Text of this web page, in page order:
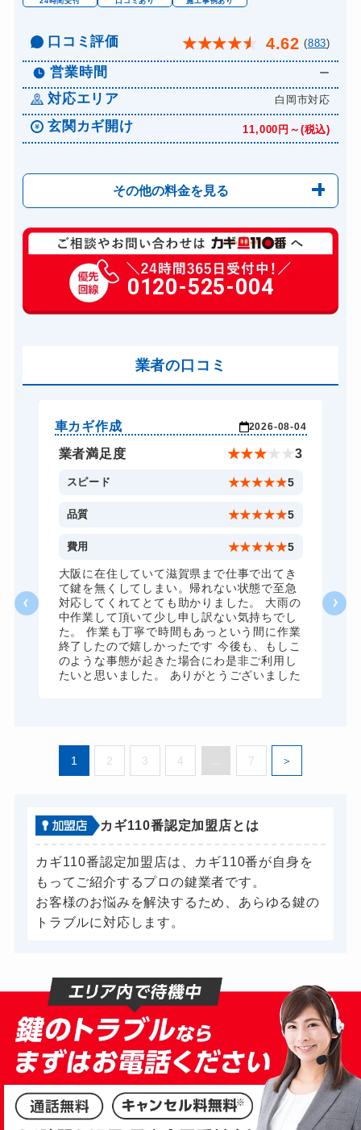
口コミ評価 ★★★★★ 4.62 (883)
営業時間 ー
対応エリア 白岡市対応
玄関カギ開け 11,000円～(税込)
その他の料金を見る
玄関カギ修理 6,600円～(税込)
玄関カギ作成 14,300円～(税込)
玄関カギ交換 14,300円～(税込)
バイクカギ開け
スーツケースカギ開け 8,800円～(税込)
スーツケースカギ作成 8,800円～(税込)
金庫カギ開け 14,300円～(税込)
金庫カギ修理 11,000円～(税込)
11,000円～(税込)
8,800円～(税込)
ドアノブカギ開け 10,780円～(税込)
ドアノブカギ作成 8,800円～(税込)
ドアノブカギ交換 11,000円～(税込)
0120-525-004
業者の口コミ
車カギ作成 2026-08-04
業者満足度 ★★★ ★ ★3
スピード ★★★★★5
品質 ★★★★★5
費用 ★★★★★5
大阪に在住していて滋賀県まで仕事で出てき
て鍵を無くしてしまい。帰れない状態で至急
対応してくれてとても助かりました。 大雨の
中作業して頂いて少し申し訳ない気持ちでし
た。 作業も丁寧で時間もあっという間に作業
終了したので嬉しかったです 今後も、もしこ
のような事態が起きた場合にわ是非ご利用し
たいと思いました。 ありがとうございました
1 2 3 4 7
カギ110番認定加盟店とは
カギ110番認定加盟店は、カギ110番が自身を
もってご紹介するプロの鍵業者です。
お客様のお悩みを解決するため、あらゆる鍵の
トラブルに対応します。